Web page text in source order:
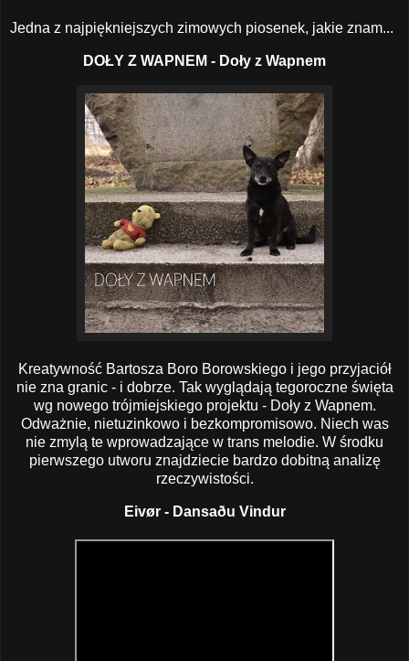
Jedna z najpiękniejszych zimowych piosenek, jakie znam...
DOŁY Z WAPNEM - Doły z Wapnem
Kreatywność Bartosza Boro Borowskiego i jego przyjaciół
nie zna granic - i dobrze. Tak wyglądają tegoroczne święta
wg nowego trójmiejskiego projektu - Doły z Wapnem.
Odważnie, nietuzinkowo i bezkompromisowo. Niech was
nie zmylą te wprowadzające w trans melodie. W środku
pierwszego utworu znajdziecie bardzo dobitną analizę
rzeczywistości.
Eivør - Dansaðu Vindur